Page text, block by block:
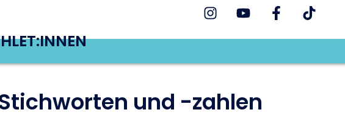
und -zahlen